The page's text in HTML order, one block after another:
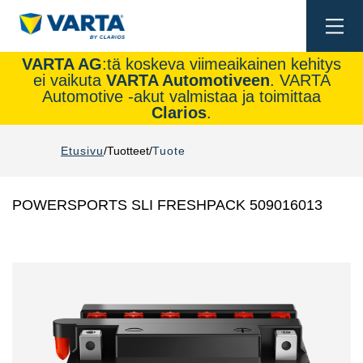
VARTA AG:tä koskeva viimeaikainen kehitys
ei vaikuta VARTA Automotiveen. VARTA
Automotive -akut valmistaa ja toimittaa
Clarios.
Etusivu Tuotteet Tuote
POWERSPORTS SLI FRESHPACK 509016013